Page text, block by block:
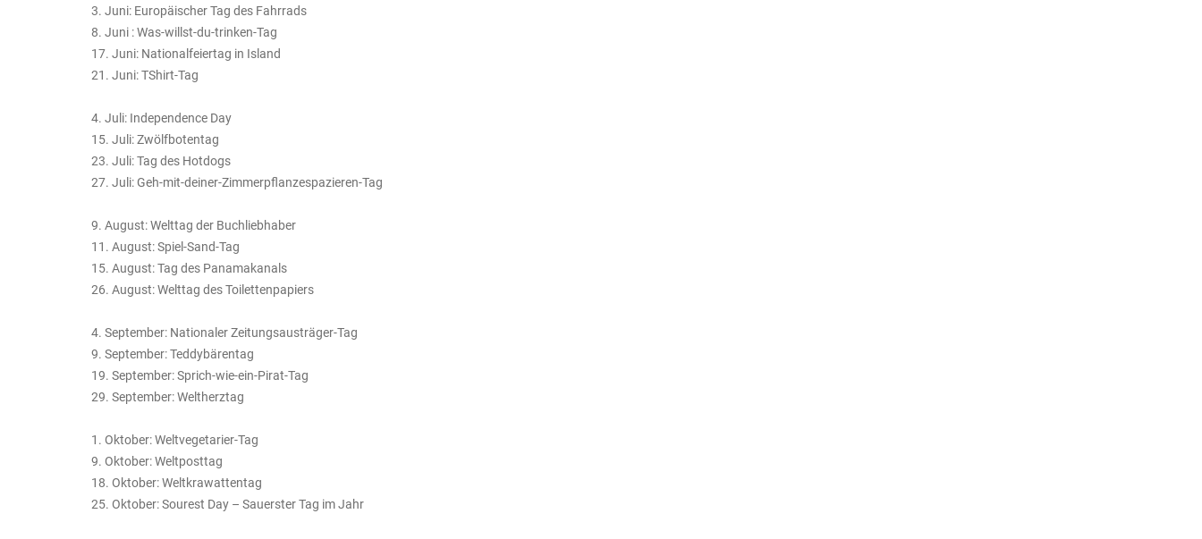
3. Juni: Europäischer Tag des Fahrrads
8. Juni : Was-willst-du-trinken-Tag
17. Juni: Nationalfeiertag in Island
21. Juni: TShirt-Tag
4. Juli: Independence Day
15. Juli: Zwölfbotentag
23. Juli: Tag des Hotdogs
27. Juli: Geh-mit-deiner-Zimmerpflanzespazieren-Tag
9. August: Welttag der Buchliebhaber
11. August: Spiel-Sand-Tag
15. August: Tag des Panamakanals
26. August: Welttag des Toilettenpapiers
4. September: Nationaler Zeitungsausträger-Tag
9. September: Teddybärentag
19. September: Sprich-wie-ein-Pirat-Tag
29. September: Weltherztag
1. Oktober: Weltvegetarier-Tag
9. Oktober: Weltposttag
18. Oktober: Weltkrawattentag
25. Oktober: Sourest Day – Sauerster Tag im Jahr